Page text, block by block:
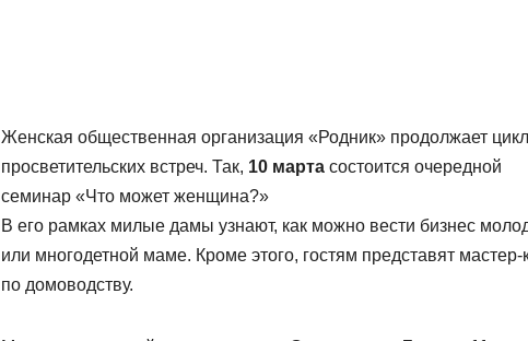
Женская общественная организация «Родник» продолжает цикл
просветительских встреч. Так, 10 марта состоится очередной
семинар «Что может женщина?»
В его рамках милые дамы узнают, как можно вести бизнес
или многодетной маме. Кроме этого, гостям представят мастер-
по домоводству.